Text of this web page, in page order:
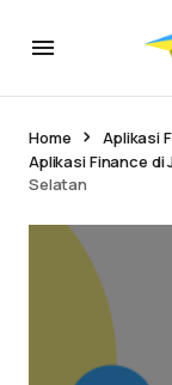
Home Aplikasi
Aplikasi Finance di
Selatan